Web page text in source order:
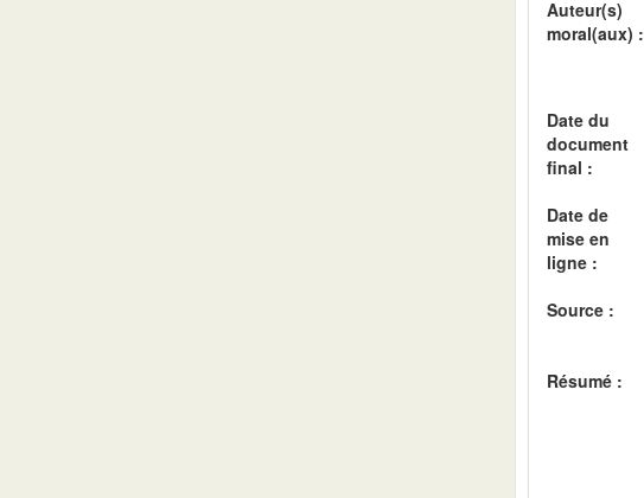
Auteur(s)
moral(aux) :
Date du
document
final :
Date de
mise en
ligne :
Source :
Résumé :